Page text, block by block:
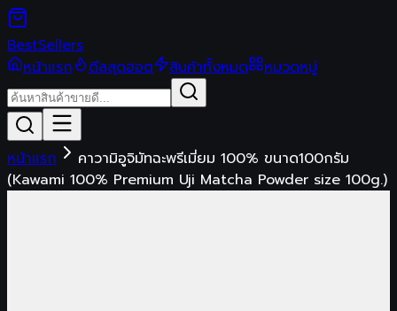
BestSellers
หน้าแรก
ดีลสุดฮอต สินค้าทั้งหมด หมวดหมู่
หน้าแรก
คาวามิอูจิมัทฉะพรีเมี่ยม 100% ขนาด100กรัม
(Kawami 100% Premium Uji Matcha Powder size 100g.)